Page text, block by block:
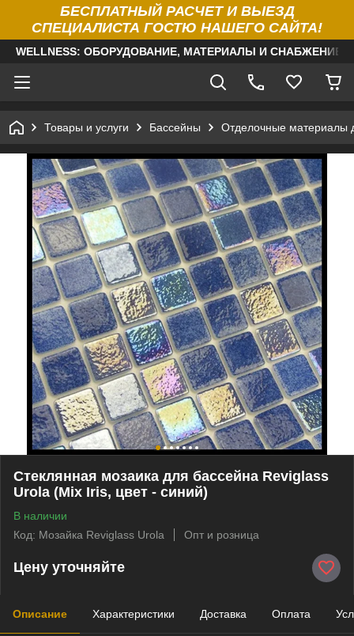
БЕСПЛАТНЫЙ РАСЧЕТ И ВЫЕЗД
СПЕЦИАЛИСТА ГОСТЮ НАШЕГО САЙТА!
WELLNESS: ОБОРУДОВАНИЕ, МАТЕРИАЛЫ И
Товары и услуги Бассейны Отделочные материалы
Стеклянная мозаика для бассейна Reviglass
Urola (Mix Iris, цвет - синий)
В наличии
Код: Мозайка Reviglass Urola
Опт и розница
Цену уточняйте
Описание Характеристики Доставка Оплата